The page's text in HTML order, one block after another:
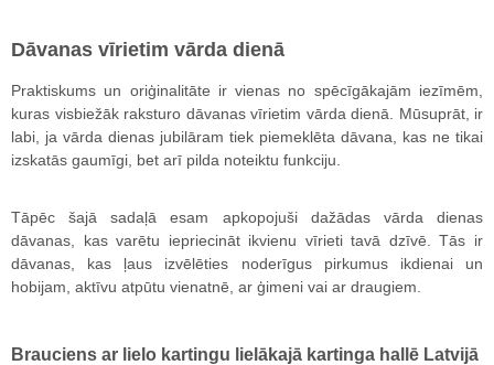
Dāvanas vīrietim vārda dienā
Praktiskums un oriģinalitāte ir vienas no spēcīgākajām iezīmēm,
kuras visbiežāk raksturo dāvanas vīrietim vārda dienā. Mūsuprāt, ir
labi, ja vārda dienas jubilāram tiek piemeklēta dāvana, kas ne tikai
izskatās gaumīgi, bet arī pilda noteiktu funkciju.
Tāpēc šajā sadaļā esam apkopojuši dažādas vārda dienas
dāvanas, kas varētu iepriecināt ikvienu vīrieti tavā dzīvē. Tās ir
dāvanas, kas ļaus izvēlēties noderīgus pirkumus ikdienai un
hobijam, aktīvu atpūtu vienatnē, ar ģimeni vai ar draugiem.
Brauciens ar lielo kartingu lielākajā kartinga hallē Latvijā